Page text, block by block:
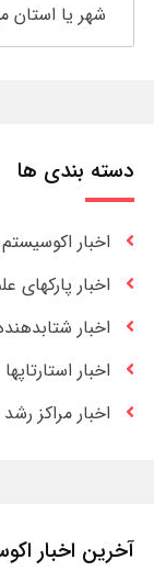
دسته بندی ها
اخبار اکوسیستم
اخبار پارکهای
اخبار
اخبار استارتاپها
اخبار مراکز رشد
آخرین اخبار